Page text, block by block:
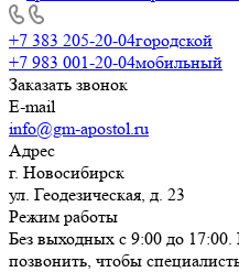
+7 383 205-20-04городской
+7 983 001-20-04мобильный
Заказать звонок
E-mail
info@gm-apostol.ru
Адрес
г. Новосибирск
ул. Геодезическая, д. 23
Режим работы
Без выходных с 9:00 до
позвонить, чтобы